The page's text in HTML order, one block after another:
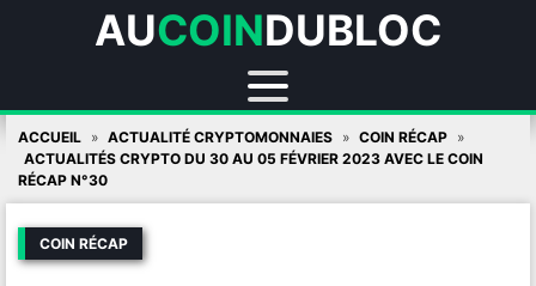
AUCOINDUBLOC
Skip
content
ACCUEIL ACTUALITÉ CRYPTOMONNAIES
COIN RÉCAP
ACTUALITÉS CRYPTO DU 30 AU 05 FÉVRIER 2023 AVEC LE COIN
RÉCAP N°30
COIN RÉCAP